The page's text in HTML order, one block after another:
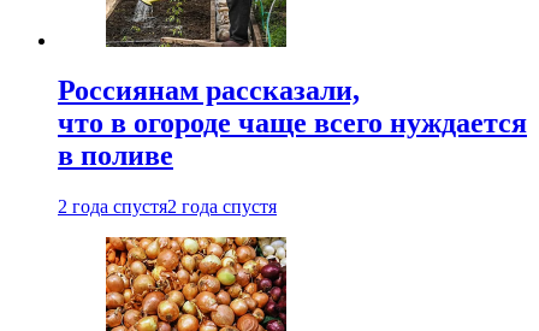
Россиянам рассказали,
что в огороде чаще всего нуждается
в поливе
2 года спустя2 года спустя